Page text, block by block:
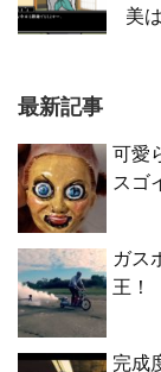
美
最新記事
可愛
スゴ
ガス
王！
完成